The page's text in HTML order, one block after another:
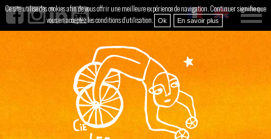
Ce site utilise des cookies afin de vous offrir une meilleure expérience de navigation. Continuer signifie que
vous en acceptez les conditions d'utilisation.
Ok En savoir plus